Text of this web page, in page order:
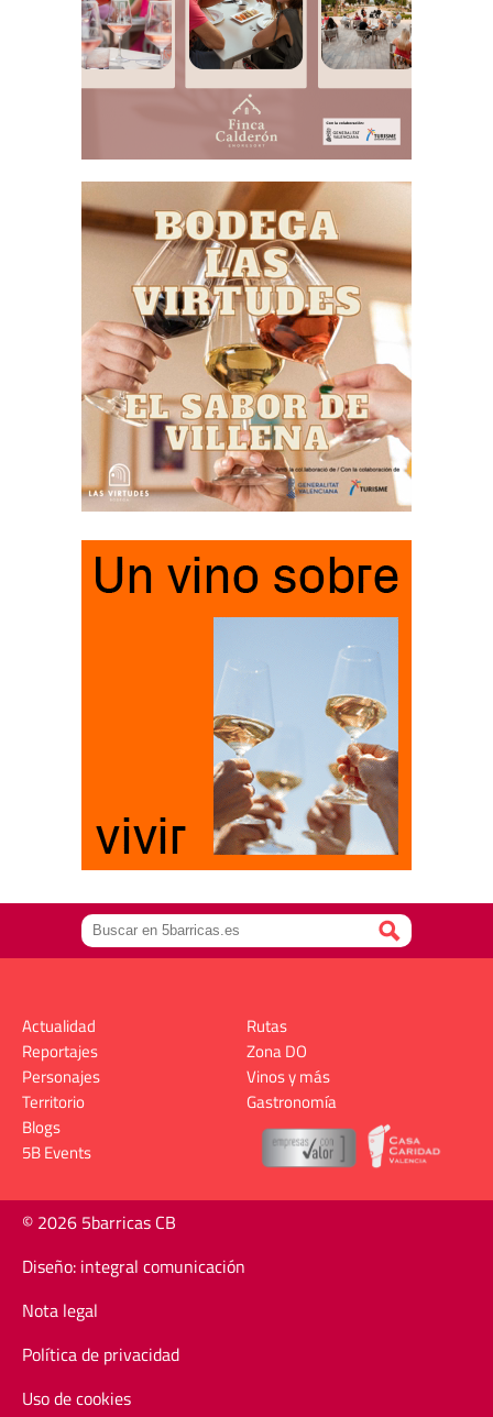
Actualidad
Reportajes
Personajes
Territorio
Rutas
Zona DO
Vinos y más
Gastronomía
Blogs
5B Events
© 2026 5barricas CB
Diseño: integral comunicación
Nota legal
Política de privacidad
Uso de cookies